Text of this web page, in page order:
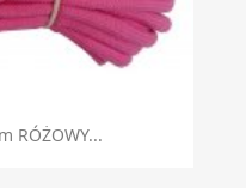
RÓŻOWY...